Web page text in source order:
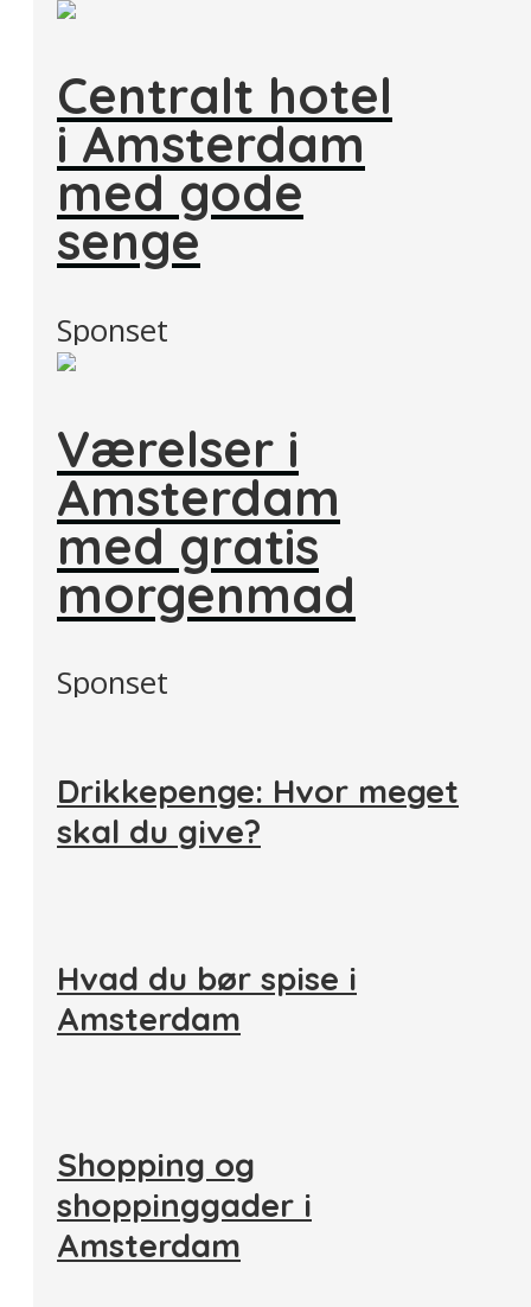
Centralt hotel
i Amsterdam
med gode
senge
Sponset
Værelser i
Amsterdam
med gratis
morgenmad
Sponset
Drikkepenge: Hvor meget
skal du give?
Hvad du bør spise i
Amsterdam
Shopping og
shoppinggader i
Amsterdam